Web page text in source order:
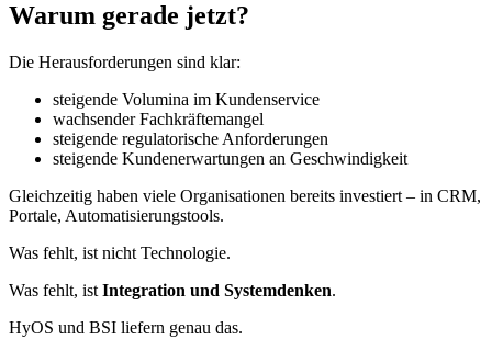
Warum gerade jetzt?
Die Herausforderungen sind klar:
steigende Volumina im Kundenservice
wachsender Fachkräftemangel
steigende regulatorische Anforderungen
steigende Kundenerwartungen an Geschwindigkeit
Gleichzeitig haben viele Organisationen bereits investiert – in CRM,
Portale, Automatisierungstools.
Was fehlt, ist nicht Technologie.
Was fehlt, ist Integration und Systemdenken.
HyOS und BSI liefern genau das.